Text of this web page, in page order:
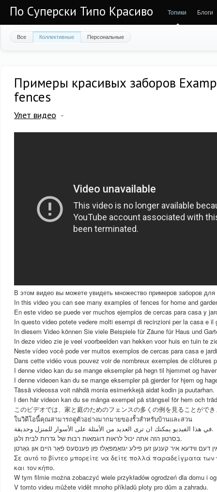
По Суперски Типо Красиво Топики Блоги
Все Коллективные Персональные
Примеры красивых заборов
fences
Улет видео
В этом видео вы можете увидеть множество примеров заборов
In this video you can see many examples of fences for home and
En este video se puede ver muchos ejemplos de cercas para casa y
In questo video potete vedere molti esempi di recinzioni per la casa e il
In diesem Video können Sie viele Beispiele für Zäune für Haus und
In deze video zie je veel voorbeelden van hekken voor huis en tuin te
Neste vídeo você pode ver muitos exemplos de cercas para casa e
Dans cette vidéo vous pouvez voir de nombreux exemples de clôtures
I denne video kan du se mange eksempler på hegn til hjemmet og
I denne videoen kan du se mange eksempler på gjerder for hjem og
Tässä videossa voit nähdä monia esimerkkejä aidat kodin ja puutarhan.
I den här videon kan du se många exempel på stängsel för hem och
このビデオでは、家と庭のためのフェンスの多くの例を見ることがで
ในวิดีโอนี้คุณสามารถดูตัวอย่างมากมายของรั้วสำหรับบ้านและสวน
في هذا الفيديو يمكنك ان ترى العديد من الأمثلة على الأسوار للمنزل وحديقة.
בסרטון הזה אתה יכול לראות דוגמאות רבות של גדרות לבית ולגן.
Σε αυτό το βίντεο μπορείτε να δείτε πολλά παραδείγματα
και τον κήπο.
W tym filmie można zobaczyć wiele przykładów ogrodzeń dla domu i
V tomto videu můžete vidět mnoho příkladů ploty pro dům a zahradu.